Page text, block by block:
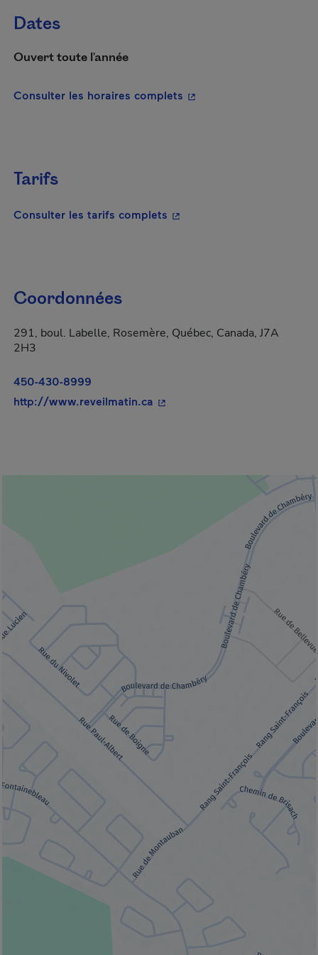
Dates
Ouvert toute l'année
Consulter les horaires complets - Cet hyperlien
Tarifs
Consulter les tarifs complets - Cet hyperlien s'ouvrira
Coordonnées
291, boul. Labelle, Rosemère, Québec, Canada, J7A
2H3
450-430-8999
http://www.reveilmatin.ca - Cet hyperlien s'ouvrira